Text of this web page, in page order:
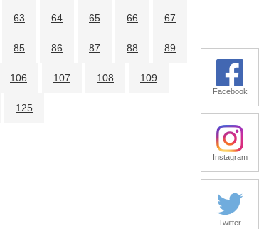
63 64 65 66 67
85 86 87 88 89
106 107 108 109
125
Facebook
Instagram
Twitter